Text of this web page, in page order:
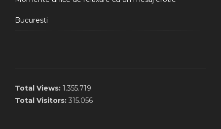
Bucuresti
Total Views: 1.355.719
Total Visitors: 315.056